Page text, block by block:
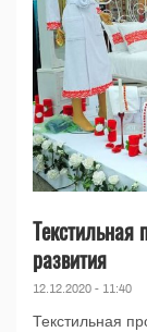
развития
12.12.2020 - 11:40
Текстильная